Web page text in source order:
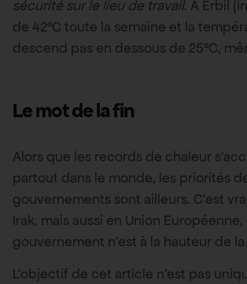
sécurité sur le lieu de travail. A Erbil
de 42°C toute la semaine et la
descend pas en dessous de 25°C,
Le mot de la fin
Alors que les records de chaleur
partout dans le monde, les priorités
gouvernements sont ailleurs. C’est
Irak, mais aussi en Union
gouvernement n’est à la hauteur de
L’objectif de cet article n’est pas